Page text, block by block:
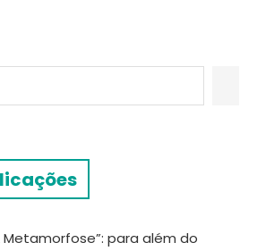
Metamorfose”: para além do